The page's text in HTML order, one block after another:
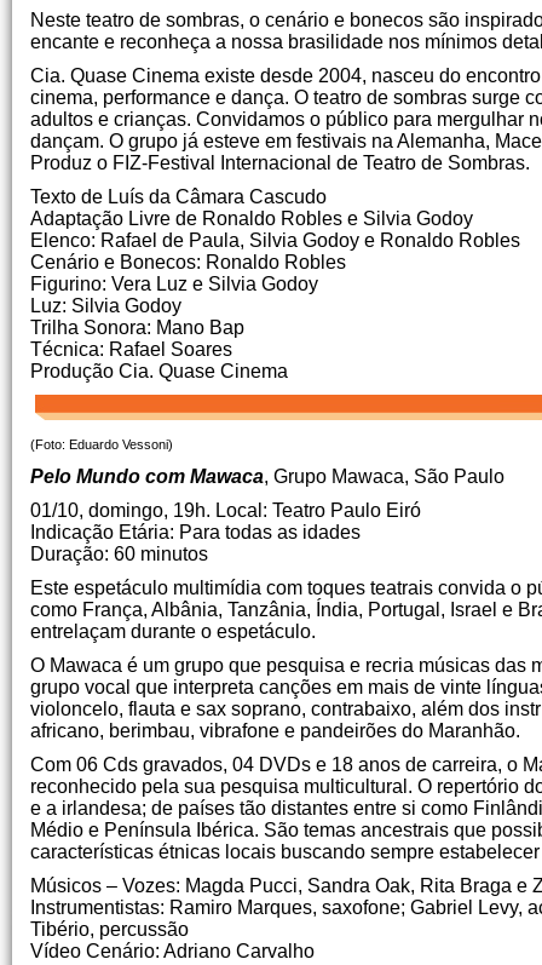
Neste teatro de sombras, o cenário e bonecos são
encante e reconheça a nossa brasilidade nos mínimos
Cia. Quase Cinema existe desde 2004, nasceu do
cinema, performance e dança. O teatro de sombras surge
adultos e crianças. Convidamos o público para mergulhar
dançam. O grupo já esteve em festivais na Alemanha,
Produz o FIZ-Festival Internacional de Teatro de Sombras.
Texto de Luís da Câmara Cascudo
Adaptação Livre de Ronaldo Robles e Silvia Godoy
Elenco: Rafael de Paula, Silvia Godoy e Ronaldo Robles
Cenário e Bonecos: Ronaldo Robles
Figurino: Vera Luz e Silvia Godoy
Luz: Silvia Godoy
Trilha Sonora: Mano Bap
Técnica: Rafael Soares
Produção Cia. Quase Cinema
(Foto: Eduardo Vessoni)
Pelo Mundo com Mawaca, Grupo Mawaca, São Paulo
01/10, domingo, 19h. Local: Teatro Paulo Eiró
Indicação Etária: Para todas as idades
Duração: 60 minutos
Este espetáculo multimídia com toques teatrais convida o
como França, Albânia, Tanzânia, Índia, Portugal, Israel e
entrelaçam durante o espetáculo.
O Mawaca é um grupo que pesquisa e recria músicas das
grupo vocal que interpreta canções em mais de vinte
violoncelo, flauta e sax soprano, contrabaixo, além dos
africano, berimbau, vibrafone e pandeirões do Maranhão.
Com 06 Cds gravados, 04 DVDs e 18 anos de carreira, o
reconhecido pela sua pesquisa multicultural. O repertório
e a irlandesa; de países tão distantes entre si como
Médio e Península Ibérica. São temas ancestrais que
características étnicas locais buscando sempre
Músicos – Vozes: Magda Pucci, Sandra Oak, Rita Braga e
Instrumentistas: Ramiro Marques, saxofone; Gabriel
Tibério, percussão
Vídeo Cenário: Adriano Carvalho